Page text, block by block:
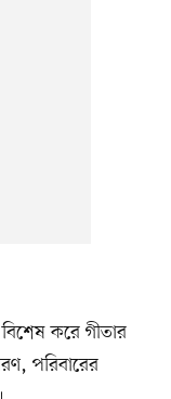
করে গীতার
পরিবারের